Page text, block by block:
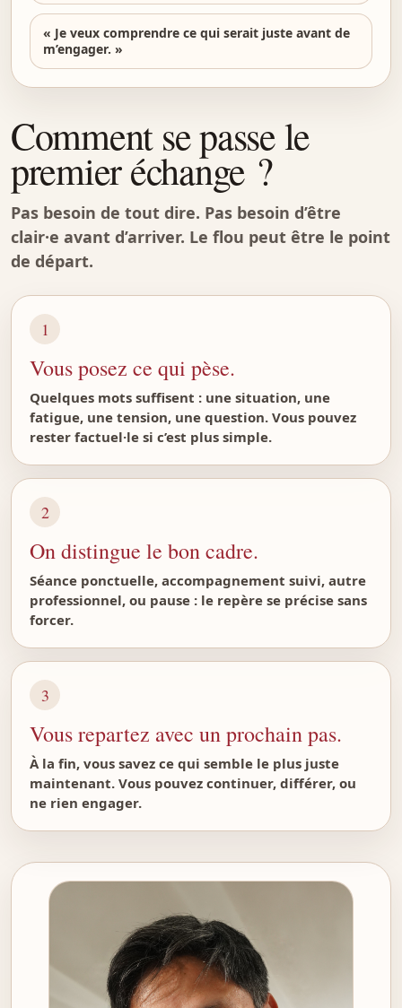
« Je veux comprendre ce qui serait juste avant de
m’engager. »
Comment se passe le
premier échange ?
Pas besoin de tout dire. Pas besoin d’être
clair·e avant d’arriver. Le flou peut être le point
de départ.
1
Vous posez ce qui pèse.
Quelques mots suffisent : une situation, une
fatigue, une tension, une question. Vous pouvez
rester factuel·le si c’est plus simple.
2
On distingue le bon cadre.
Séance ponctuelle, accompagnement suivi, autre
professionnel, ou pause : le repère se précise sans
forcer.
3
Vous repartez avec un prochain pas.
À la fin, vous savez ce qui semble le plus juste
maintenant. Vous pouvez continuer, différer, ou
ne rien engager.